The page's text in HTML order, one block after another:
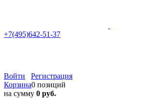
+7(495)642-51-37
Войти
Регистрация
Корзина0 позиций
на сумму 0 руб.